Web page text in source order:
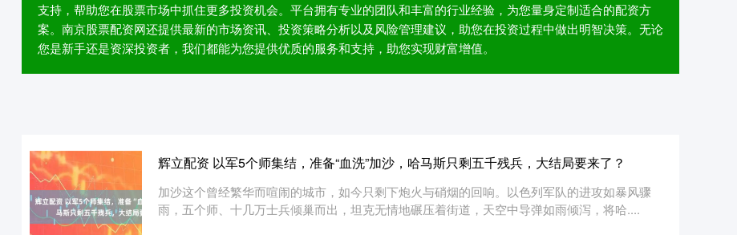
支持，帮助您在股票市场中抓住更多投资机会。平台拥有专业的团队和丰富的行业经验，为您量身定制适合的配资方
案。南京股票配资网还提供最新的市场资讯、投资策略分析以及风险管理建议，助您在投资过程中做出明智决策。无论
您是新手还是资深投资者，我们都能为您提供优质的服务和支持，助您实现财富增值。
辉立配资 以军5个师集结，准备“血洗”加沙，哈马斯只剩五千残兵，大结局要来了？
加沙这个曾经繁华而喧闹的城市，如今只剩下炮火与硝烟的回响。以色列军队的进攻如暴风骤
雨，五个师、十几万士兵倾巢而出，坦克无情地碾压着街道，天空中导弹如雨倾泻，将哈....